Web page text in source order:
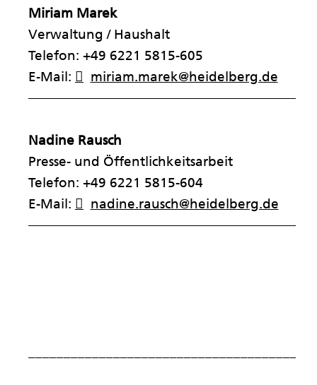
Miriam Marek
Verwaltung / Haushalt
Telefon: +49 6221 5815-605
E-Mail:
miriam.marek@heidelberg.de
Nadine Rausch
Presse- und Öffentlichkeitsarbeit
Telefon: +49 6221 5815-604
E-Mail:
nadine.rausch@heidelberg.de